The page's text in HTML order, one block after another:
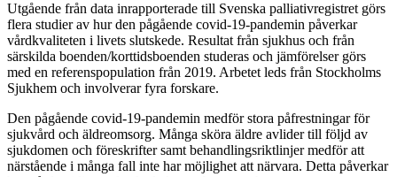
Utgående från data inrapporterade till Svenska palliativregistret görs
flera studier av hur den pågående covid-19-pandemin påverkar
vårdkvaliteten i livets slutskede. Resultat från sjukhus och från
särskilda boenden/korttidsboenden studeras och jämförelser görs
med en referenspopulation från 2019. Arbetet leds från Stockholms
Sjukhem och involverar fyra forskare.
Den pågående covid-19-pandemin medför stora påfrestningar för
sjukvård och äldreomsorg. Många sköra äldre avlider till följd av
sjukdomen och föreskrifter samt behandlingsriktlinjer medför att
närstående i många fall inte har möjlighet att närvara. Detta påverkar